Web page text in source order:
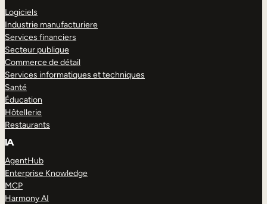
Logiciels
Industrie manufacturiere
Services financiers
Secteur publique
Commerce de détail
Services informatiques et techniques
Santé
Éducation
Hôtellerie
Restaurants
IA
AgentHub
Enterprise Knowledge
MCP
Harmony AI